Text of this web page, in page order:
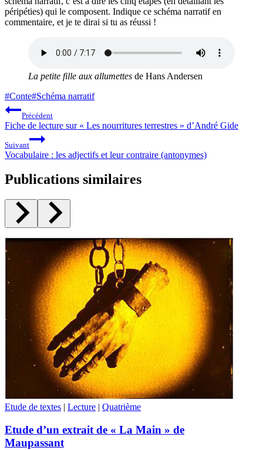
péripéties) qui le composent. Indique ce schéma narratif en
commentaire, et je te dirai si tu as réussi !
La petite fille aux allumettes de Hans Andersen
Étiquettes
de
la
publication :
#Conte#Schéma narratif
Navigation
de
l’article
Précédent
Fiche de lecture sur « Les nourritures terrestres » d’André Gide
Suivant
Vocabulaire : les adjectifs et leur contraire (antonymes)
Publications similaires
Etude de textes | Lecture | Quatrième
Etude d’un extrait de « La Main » de
Maupassant